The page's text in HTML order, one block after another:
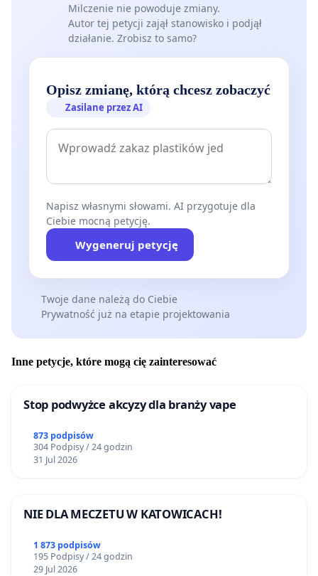
Milczenie nie powoduje zmiany.
Autor tej petycji zajął stanowisko i podjął
działanie. Zrobisz to samo?
Opisz zmianę, którą chcesz zobaczyć
Zasilane przez AI
Napisz własnymi słowami. AI przygotuje dla
Ciebie mocną petycję.
Wygeneruj petycję
Twoje dane należą do Ciebie
Prywatność już na etapie projektowania
Inne petycje, które mogą cię zainteresować
Stop podwyżce akcyzy dla branży vape
873 podpisów
304 Podpisy / 24 godzin
31 Jul 2026
NIE DLA MECZETU W KATOWICACH!
1 873 podpisów
195 Podpisy / 24 godzin
29 Jul 2026